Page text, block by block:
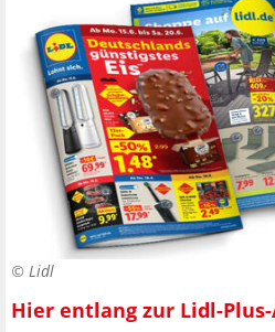
© Lidl
Hier entlang zur Lidl-Plus-